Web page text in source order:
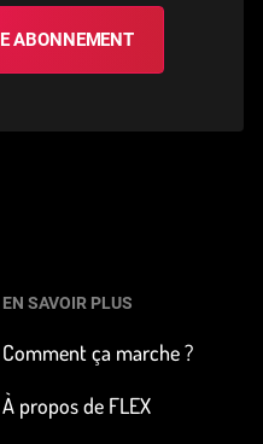
ABONNEMENT
EN SAVOIR PLUS
Comment ça marche ?
À propos de FLEX